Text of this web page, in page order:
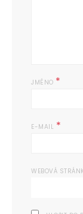
JMÉNO *
E-MAIL *
WEBOVÁ